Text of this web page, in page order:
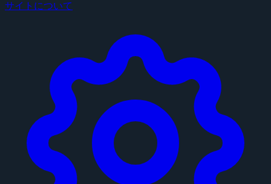
サイトについて